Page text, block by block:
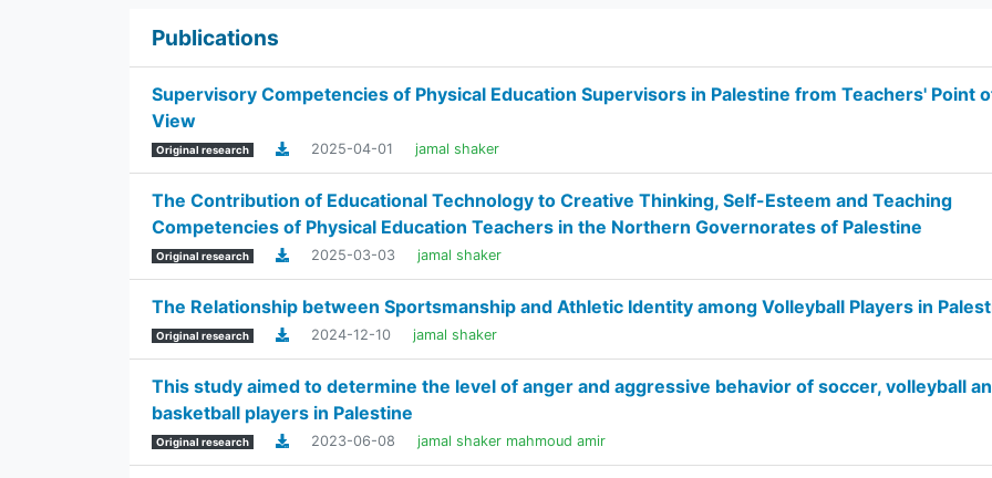
Publications
Supervisory Competencies of Physical Education Supervisors in Palestine from Teachers' Point
View
Original research 2025-04-01 jamal shaker
The Contribution of Educational Technology to Creative Thinking, Self-Esteem and Teaching
Competencies of Physical Education Teachers in the Northern Governorates of Palestine
Original research 2025-03-03 jamal shaker
The Relationship between Sportsmanship and Athletic Identity among Volleyball Players in
Original research 2024-12-10 jamal shaker
This study aimed to determine the level of anger and aggressive behavior of soccer, volleyball
basketball players in Palestine
Original research 2023-06-08 jamal shaker mahmoud amir